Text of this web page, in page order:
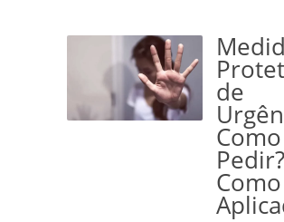
de
Como
Pedir?